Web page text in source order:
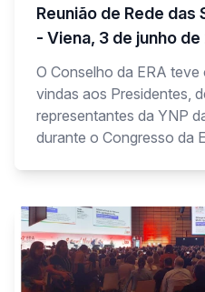
Reunião de Rede
- Viena, 3 de junho
sucesso!
O Conselho da ERA
vindas aos Presidentes,
representantes da YNP
durante o Congresso da
oportunidades de
comunidade europeia de